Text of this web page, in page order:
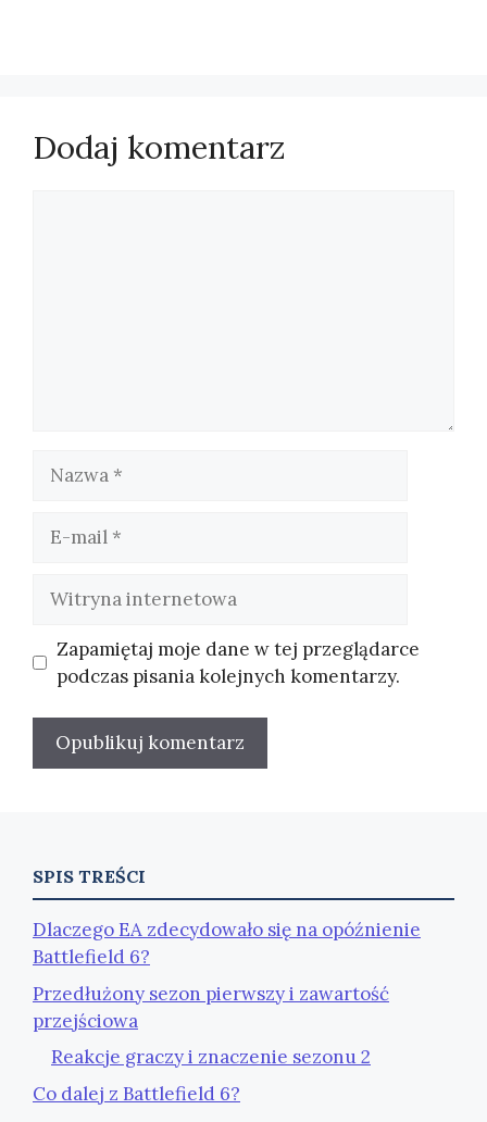
Dodaj komentarz
mail
internetowa
Zapamiętaj moje dane w tej przeglądarce
podczas pisania kolejnych komentarzy.
SPIS TREŚCI
Dlaczego EA zdecydowało się na opóźnienie
Battlefield 6?
Przedłużony sezon pierwszy i zawartość
przejściowa
Reakcje graczy i znaczenie sezonu 2
Co dalej z Battlefield 6?